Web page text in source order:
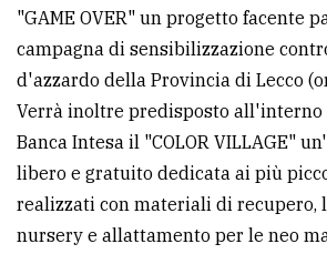
"GAME OVER" un progetto facente
campagna di sensibilizzazione
d'azzardo della Provincia di Lecco
Verrà inoltre predisposto
Banca Intesa il "COLOR VILLAGE"
libero e gratuito dedicata ai più
realizzati con materiali di recupero,
nursery e allattamento per le neo